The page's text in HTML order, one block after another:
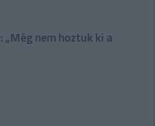
nem hoztuk ki a